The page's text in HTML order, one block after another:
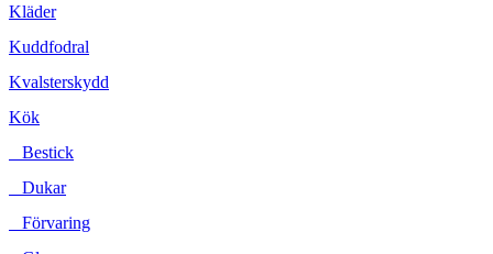
Kläder
Kuddfodral
Kvalsterskydd
Kök
Bestick
Dukar
Förvaring